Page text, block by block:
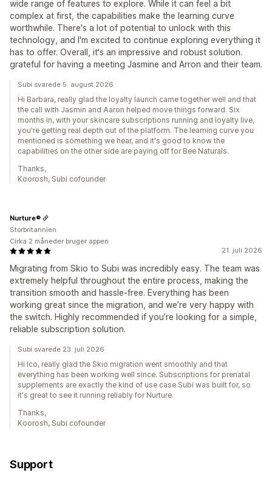
wide range of features to explore. While it can feel a bit
complex at first, the capabilities make the learning curve
worthwhile. There's a lot of potential to unlock with this
technology, and I'm excited to continue exploring everything it
has to offer. Overall, it's an impressive and robust solution.
grateful for having a meeting Jasmine and Arron and their team.
Subi svarede 5. august 2026
Hi Barbara, really glad the loyalty launch came together well and that
the call with Jasmin and Aaron helped move things forward. Six
months in, with your skincare subscriptions running and loyalty live,
you're getting real depth out of the platform. The learning curve you
mentioned is something we hear, and it's good to know the
capabilities on the other side are paying off for Bee Naturals.
Thanks,
Koorosh, Subi cofounder
21. juli 2026
Migrating from Skio to Subi was incredibly easy. The team was
extremely helpful throughout the entire process, making the
transition smooth and hassle-free. Everything has been
working great since the migration, and we’re very happy with
the switch. Highly recommended if you’re looking for a simple,
reliable subscription solution.
Nurture®
Storbritannien
Cirka 2 måneder bruger appen
Subi svarede 23. juli 2026
Hi Ico, really glad the Skio migration went smoothly and that
everything has been working well since. Subscriptions for prenatal
supplements are exactly the kind of use case Subi was built for, so
it's great to see it running reliably for Nurture.
Thanks,
Koorosh, Subi cofounder
Support